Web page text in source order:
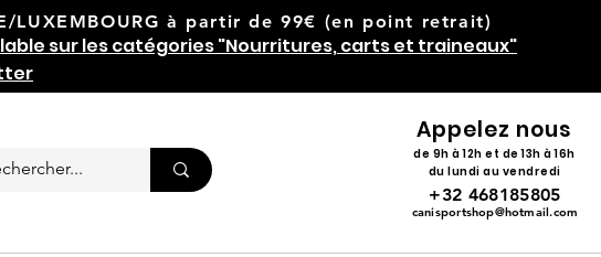
LUXEMBOURG à partir de 99€ (en point retrait)
sur les catégories "Nourritures, carts et traineaux"
Appelez nous
de 9h à 12h et de 13h à 16h
du lundi au vendredi
+32 468185805
canisportshop@hotmail.com